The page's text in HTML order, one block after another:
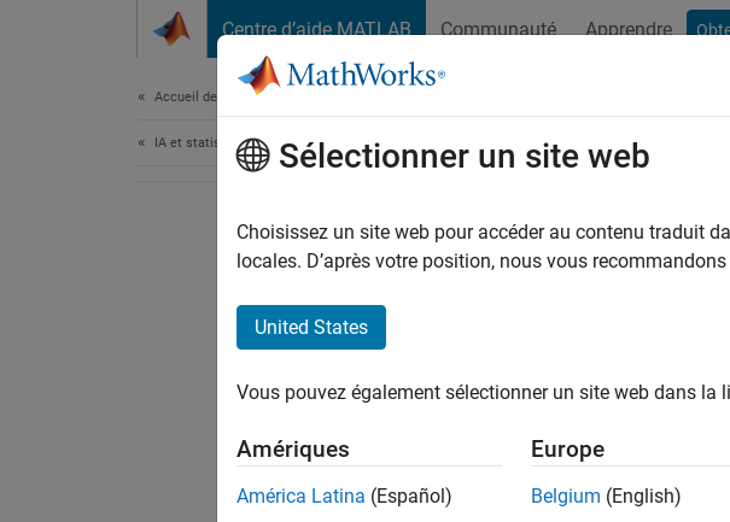
Centre d’aide MATLAB Communauté Apprendre
Accueil de la documentation
IA et statistiques Sélectionner un site web
Choisissez un site web pour accéder au contenu traduit
locales. D’après votre position, nous vous
United States
Vous pouvez également sélectionner un site web dans la
Amériques
América Latina (Español)
Europe
Belgium (English)